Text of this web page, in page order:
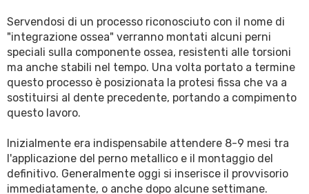
Servendosi di un processo riconosciuto con il nome di
"integrazione ossea" verranno montati alcuni perni
speciali sulla componente ossea, resistenti alle torsioni
ma anche stabili nel tempo. Una volta portato a termine
questo processo è posizionata la protesi fissa che va a
sostituirsi al dente precedente, portando a compimento
questo lavoro.
Inizialmente era indispensabile attendere 8-9 mesi tra
l'applicazione del perno metallico e il montaggio del
definitivo. Generalmente oggi si inserisce il provvisorio
immediatamente, o anche dopo alcune settimane.